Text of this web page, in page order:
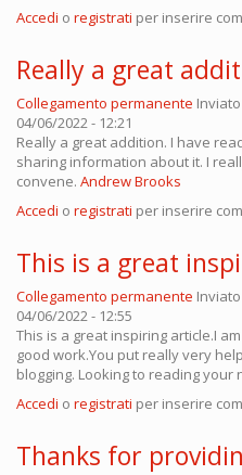
Accedi o registrati per inserire
Really a great
Collegamento permanente
04/06/2022 - 12:21
Really a great addition. I have
sharing information about it. I
convene. Andrew Brooks
Accedi o registrati per inserire
This is a great
Collegamento permanente
04/06/2022 - 12:55
This is a great inspiring article.I
good work.You put really very
blogging. Looking to reading your
Accedi o registrati per inserire
Thanks for